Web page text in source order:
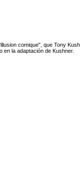
comique", que Tony
en la adaptación de Kushner.